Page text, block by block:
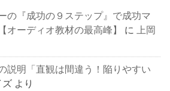
の『成功の９ステップ』で成功マ
オーディオ教材の最高峰】
に
上岡
説明「直観は間違う！陥りやすい
ズ より